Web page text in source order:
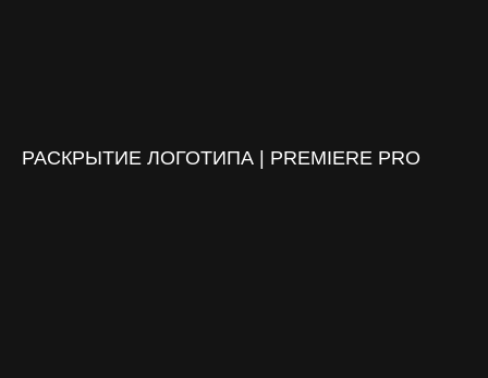
РАСКРЫТИЕ ЛОГОТИПА | PREMIERE PRO